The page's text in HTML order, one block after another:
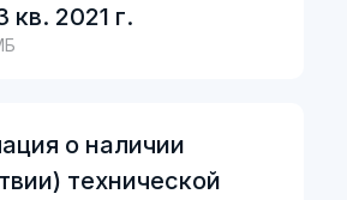
кв. 2021 г.
о наличии
технической